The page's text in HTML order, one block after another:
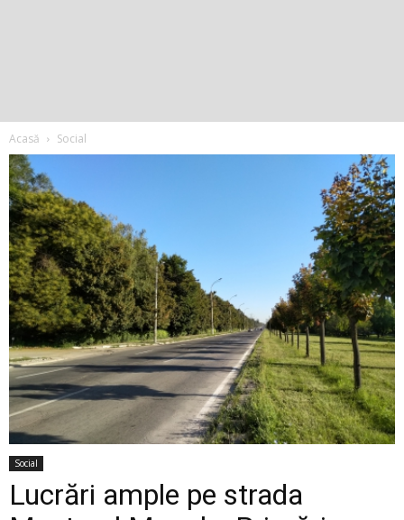
Acasă Social
Social
Lucrări ample pe strada